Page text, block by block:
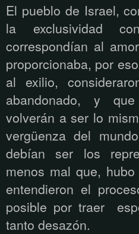
El pueblo de Israel,
la exclusividad
correspondían al
proporcionaba, por
al exilio,
abandonado, y
volverán a ser lo
vergüenza del
debían ser los
menos mal que,
entendieron el
posible por traer
tanto desazón.